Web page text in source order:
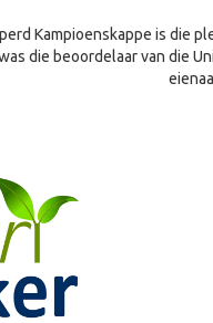
Kampioenskappe is die
die beoordelaar van die